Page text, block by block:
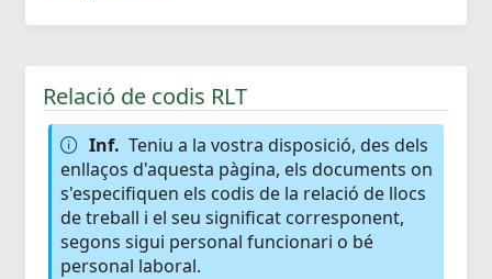
Relació de codis RLT
Inf. Teniu a la vostra disposició, des dels
enllaços d'aquesta pàgina, els documents on
s'especifiquen els codis de la relació de llocs
de treball i el seu significat corresponent,
segons sigui personal funcionari o bé
personal laboral.